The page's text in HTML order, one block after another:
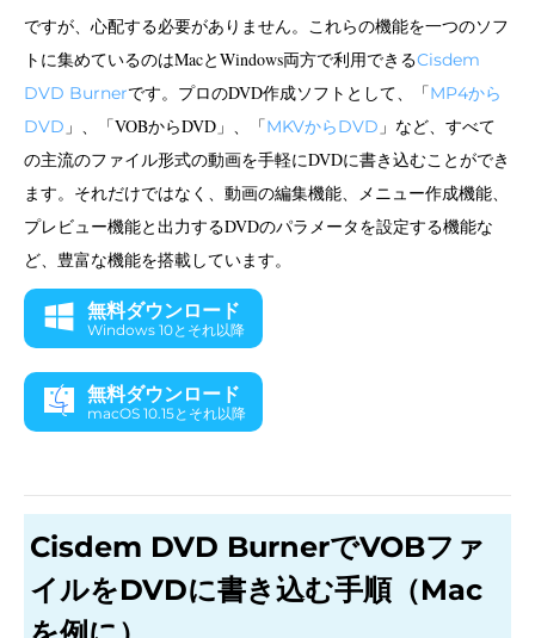
ですが、心配する必要がありません。これらの機能を一つのソフ
トに集めているのはMacとWindows両方で利用できるCisdem
DVD Burnerです。プロのDVD作成ソフトとして、「MP4から
DVD 」、「VOBからDVD」、「MKVからDVD 」など、すべて
の主流のファイル形式の動画を手軽にDVDに書き込むことができ
ます。それだけではなく、動画の編集機能、メニュー作成機能、
プレビュー機能と出力するDVDのパラメータを設定する機能な
ど、豊富な機能を搭載しています。
無料ダウンロード
Windows 10とそれ以降
無料ダウンロード
macOS 10.15とそれ以降
Cisdem DVD BurnerでVOBファ
イルをDVDに書き込む手順（Mac